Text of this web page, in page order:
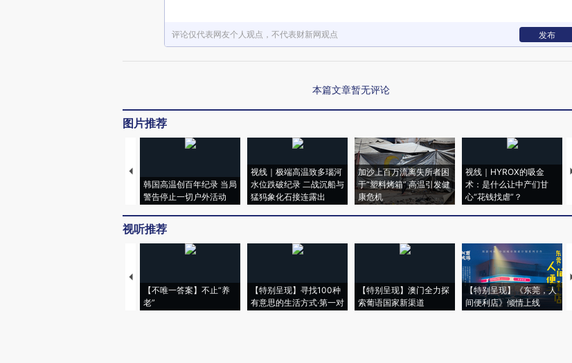
评论仅代表网友个人观点，不代表财新网观点 发布
本篇文章暂无评论
图片推荐
韩国高温创百年纪录 当局
警告停止一切户外活动
视线｜极端高温致多瑙河
水位跌破纪录 二战沉船与
猛犸象化石接连露出
加沙上百万流离失所者困
于“塑料烤箱” 高温引发健
康危机
视线｜HYROX的吸金
术：是什么让中产们甘
心“花钱找虐”？
视听推荐
【不唯一答案】不止“养
老”
【特别呈现】寻找100种
有意思的生活方式·第一对
【特别呈现】澳门全力探
索葡语国家新渠道
【特别呈现】《东莞，人
间便利店》倾情上线